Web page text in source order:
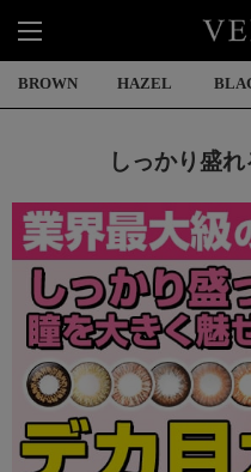
BROWN HAZEL
しっかり盛